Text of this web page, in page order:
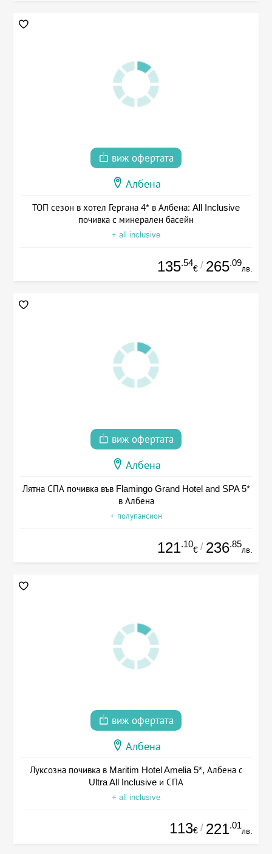
виж офертата
Албена
ТОП сезон в хотел Гергана 4* в Албена: All Inclusive
почивка с минерален басейн
+ all inclusive
135.54
€ / 265.09
лв.
виж офертата
Албена
Лятна СПА почивка във Flamingo Grand Hotel and SPA 5*
в Албена
+ полупансион
121.10
€ / 236.85
лв.
виж офертата
Албена
Луксозна почивка в Maritim Hotel Amelia 5*, Албена с
Ultra All Inclusive и СПА
+ all inclusive
113€ / 221.01
лв.